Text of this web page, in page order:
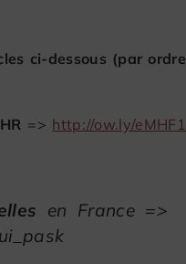
ci-dessous (par ordre
HR => http://ow.ly/eMHF1
en France =>